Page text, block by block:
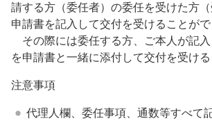
請する方（委任者）の委任を受けた方
申請書を記入して交付を受けることがで
その際には委任する方、ご本人が記
を申請書と一緒に添付して交付を受ける
注意事項
代理人欄、委任事項、通数等すべて